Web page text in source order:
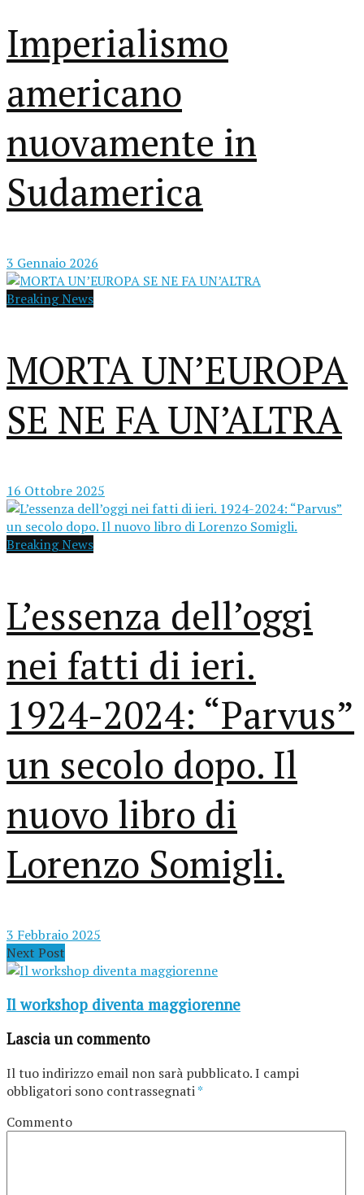
Imperialismo
americano
nuovamente in
Sudamerica
3 Gennaio 2026
Breaking News
MORTA UN’EUROPA
SE NE FA UN’ALTRA
16 Ottobre 2025
Breaking News
L’essenza dell’oggi
nei fatti di ieri.
1924-2024: “Parvus”
un secolo dopo. Il
nuovo libro di
Lorenzo Somigli.
3 Febbraio 2025
Next Post
Il workshop diventa maggiorenne
Lascia un commento
Il tuo indirizzo email non sarà pubblicato.I campi
obbligatori sono contrassegnati*
Commento